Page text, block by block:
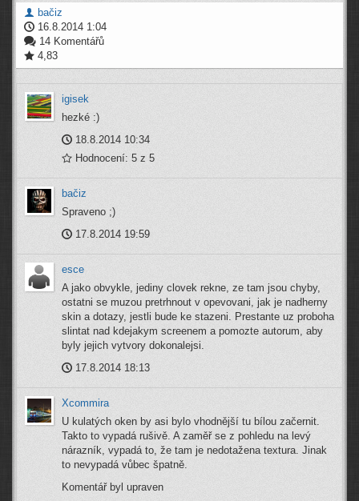
bačiz
16.8.2014 1:04
14 Komentářů
4,83
igisek
hezké :)
18.8.2014 10:34
Hodnocení: 5 z 5
bačiz
Spraveno ;)
17.8.2014 19:59
esce
A jako obvykle, jediny clovek rekne, ze tam jsou chyby,
ostatni se muzou pretrhnout v opevovani, jak je nadherny
skin a dotazy, jestli bude ke stazeni. Prestante uz proboha
slintat nad kdejakym screenem a pomozte autorum, aby
byly jejich vytvory dokonalejsi.
17.8.2014 18:13
Xcommira
U kulatých oken by asi bylo vhodnější tu bílou začernit.
Takto to vypadá rušivě. A zaměř se z pohledu na levý
nárazník, vypadá to, že tam je nedotažena textura. Jinak
to nevypadá vůbec špatně.
Komentář byl upraven